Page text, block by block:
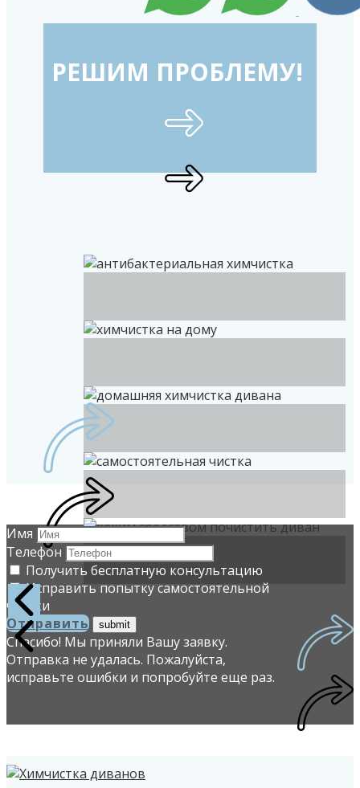
РЕШИМ ПРОБЛЕМУ!
Имя
Телефон
Получить бесплатную консультацию
Исправить попытку самостоятельной
чистки
Отправить
Спасибо! Мы приняли Вашу заявку.
Отправка не удалась. Пожалуйста,
исправьте ошибки и попробуйте еще раз.